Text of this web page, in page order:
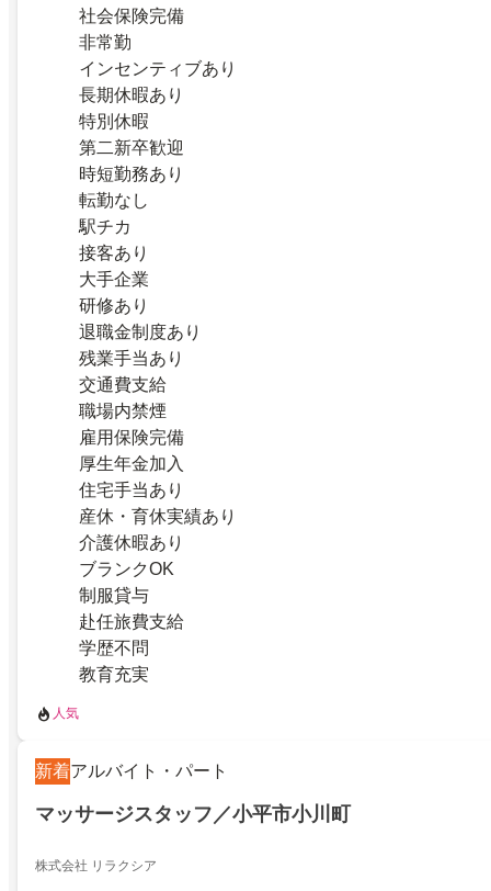
社会保険完備
非常勤
インセンティブあり
長期休暇あり
特別休暇
第二新卒歓迎
時短勤務あり
転勤なし
駅チカ
接客あり
大手企業
研修あり
退職金制度あり
残業手当あり
交通費支給
職場内禁煙
雇用保険完備
厚生年金加入
住宅手当あり
産休・育休実績あり
介護休暇あり
ブランクOK
制服貸与
赴任旅費支給
学歴不問
教育充実
人気
新着アルバイト・パート
マッサージスタッフ／小平市小川町
株式会社 リラクシア